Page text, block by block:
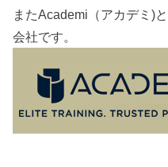
またAcademi（アカデミ)
会社です。